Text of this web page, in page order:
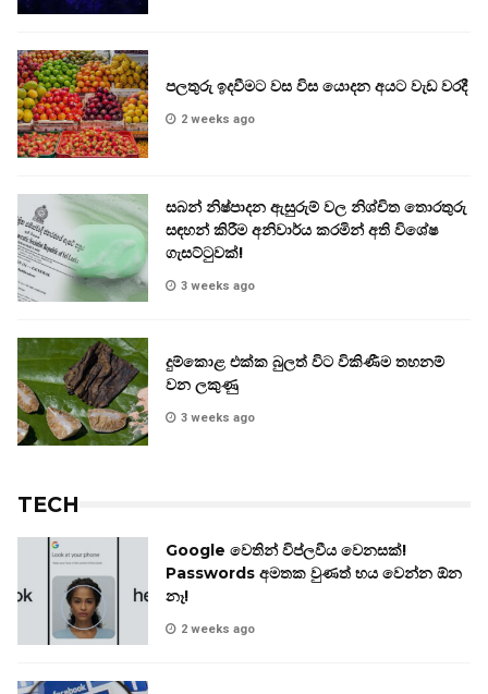
පලතුරු ඉදවීමට වස විස යොදන අයට වැඩ වරදී
2 weeks ago
සබන් නිෂ්පාදන ඇසුරුම් වල නිශ්චිත තොරතුරු
සඳහන් කිරීම අනිවාර්ය කරමින් අති විශේෂ
ගැසට්ටුවක්!
3 weeks ago
දුම්කොළ එක්ක බුලත් විට විකිණීම තහනම්
වන ලකුණු
3 weeks ago
TECH
Google වෙතින් විප්ලවීය වෙනසක්!
Passwords අමතක වුණත් භය වෙන්න ඕන
නෑ!
2 weeks ago